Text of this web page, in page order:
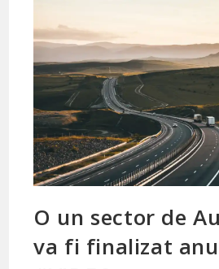
O un sector de
va fi finalizat